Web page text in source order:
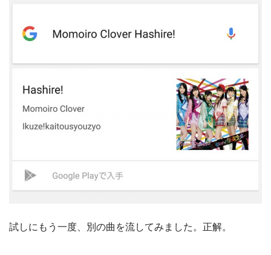
試しにもう一度、別の曲を流してみました。正解。